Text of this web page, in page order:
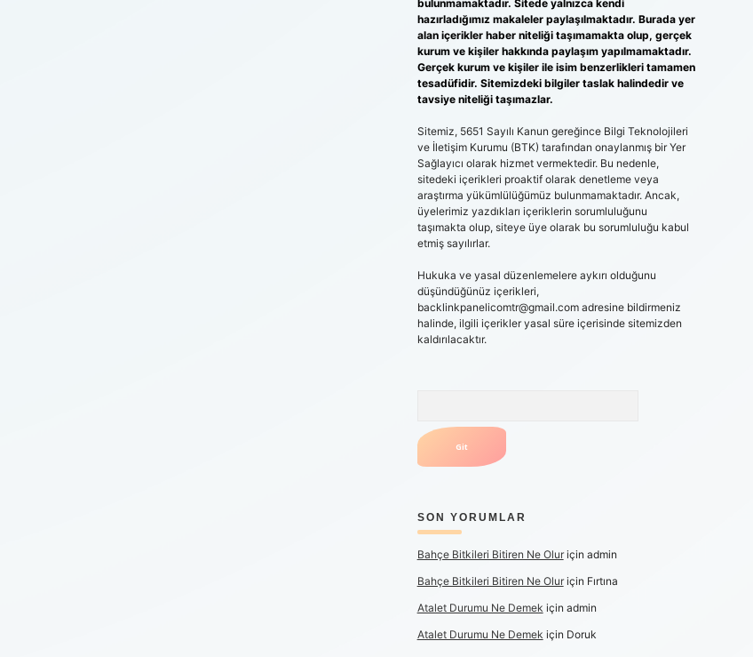
bulunmamaktadır. Sitede yalnızca kendi
hazırladığımız makaleler paylaşılmaktadır. Burada yer
alan içerikler haber niteliği taşımamakta olup, gerçek
kurum ve kişiler hakkında paylaşım yapılmamaktadır.
Gerçek kurum ve kişiler ile isim benzerlikleri tamamen
tesadüfidir. Sitemizdeki bilgiler taslak halindedir ve
tavsiye niteliği taşımazlar.
Sitemiz, 5651 Sayılı Kanun gereğince Bilgi Teknolojileri
ve İletişim Kurumu (BTK) tarafından onaylanmış bir Yer
Sağlayıcı olarak hizmet vermektedir. Bu nedenle,
sitedeki içerikleri proaktif olarak denetleme veya
araştırma yükümlülüğümüz bulunmamaktadır. Ancak,
üyelerimiz yazdıkları içeriklerin sorumluluğunu
taşımakta olup, siteye üye olarak bu sorumluluğu kabul
etmiş sayılırlar.
Hukuka ve yasal düzenlemelere aykırı olduğunu
düşündüğünüz içerikleri,
backlinkpanelicomtr@gmail.comadresine bildirmeniz
halinde, ilgili içerikler yasal süre içerisinde sitemizden
kaldırılacaktır.
SON YORUMLAR
Bahçe Bitkileri Bitiren Ne Oluriçin admin
Bahçe Bitkileri Bitiren Ne Oluriçin Fırtına
Atalet Durumu Ne Demek için admin
Atalet Durumu Ne Demek için Doruk